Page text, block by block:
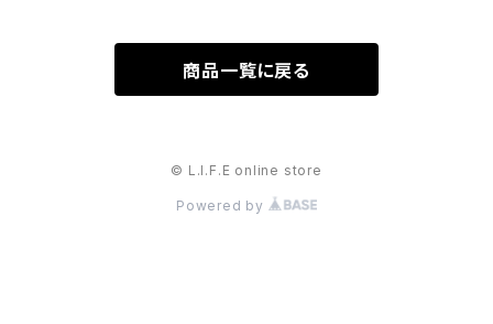
商品一覧に戻る
© L.I.F.E online store
Powered by